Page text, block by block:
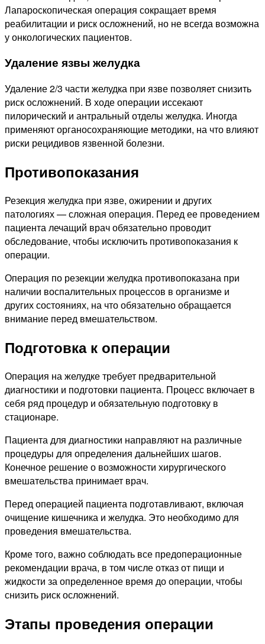
Лапароскопическая операция сокращает время
реабилитации и риск осложнений, но не всегда возможна
у онкологических пациентов.
Удаление язвы желудка
Удаление 2/3 части желудка при язве позволяет снизить
риск осложнений. В ходе операции иссекают
пилорический и антральный отделы желудка. Иногда
применяют органосохраняющие методики, на что влияют
риски рецидивов язвенной болезни.
Противопоказания
Резекция желудка при язве, ожирении и других
патологиях — сложная операция. Перед ее проведением
пациента лечащий врач обязательно проводит
обследование, чтобы исключить противопоказания к
операции.
Операция по резекции желудка противопоказана при
наличии воспалительных процессов в организме и
других состояниях, на что обязательно обращается
внимание перед вмешательством.
Подготовка к операции
Операция на желудке требует предварительной
диагностики и подготовки пациента. Процесс включает в
себя ряд процедур и обязательную подготовку в
стационаре.
Пациента для диагностики направляют на различные
процедуры для определения дальнейших шагов.
Конечное решение о возможности хирургического
вмешательства принимает врач.
Перед операцией пациента подготавливают, включая
очищение кишечника и желудка. Это необходимо для
проведения вмешательства.
Кроме того, важно соблюдать все предоперационные
рекомендации врача, в том числе отказ от пищи и
жидкости за определенное время до операции, чтобы
снизить риск осложнений.
Этапы проведения операции